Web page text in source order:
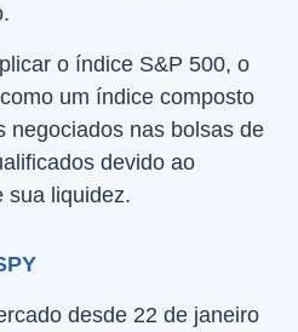
o índice S&P 500, o
um índice composto
negociados nas bolsas de
devido ao
sua liquidez.
desde 22 de janeiro